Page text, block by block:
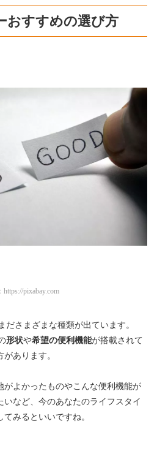
おすすめの選び方
https://pixabay.com
ださまざまな種類が出ています。
形状や希望の便利機能が搭載されて
あります。
がよかったものやこんな便利機能が
など、今のあなたのライフスタイ
みるといいですね。